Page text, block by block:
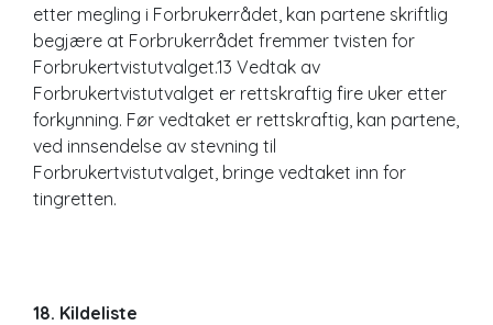
etter megling i Forbrukerrådet, kan partene skriftlig
begjære at Forbrukerrådet fremmer tvisten for
Forbrukertvistutvalget.13 Vedtak av
Forbrukertvistutvalget er rettskraftig fire uker etter
forkynning. Før vedtaket er rettskraftig, kan partene,
ved innsendelse av stevning til
Forbrukertvistutvalget, bringe vedtaket inn for
tingretten.
18. Kildeliste